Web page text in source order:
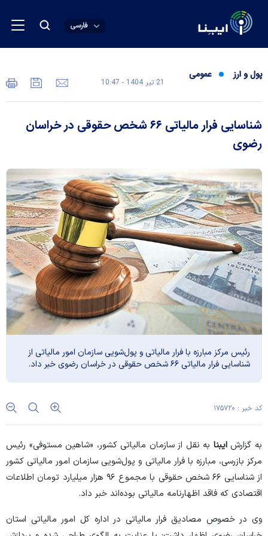
فارسی
پول و ارز عمومی
21 تير 1404 - 10:47
شناسایی فرار مالیاتی ۶۶ شخص حقوقی در خراسان
رضوی
رئیس مرکز مبارزه با فرار مالیاتی و پول‌شویی سازمان امور مالیاتی از
شناسایی فرار مالیاتی ۶۶ شخص حقوقی در خراسان رضوی خبر داد.
کد خبر : ۱۷۵۷۲۰
به گزارشایبنا به نقل از سازمان مالیاتی کشور، «شاهین مستوفی» رئیس
مرکز بازرسی، مبارزه با فرار مالیاتی و پول‌شویی سازمان امور مالیاتی کشور
از شناسایی ۶۶ شخص حقوقی با مجموع ۹۶ هزار میلیارد تومان اطلاعات
اقتصادی که فاقد اظهارنامه مالیاتی بوده‌اند خبر داد.
وی در خصوص مصادیق فرار مالیاتی در اداره کل امور مالیاتی استان